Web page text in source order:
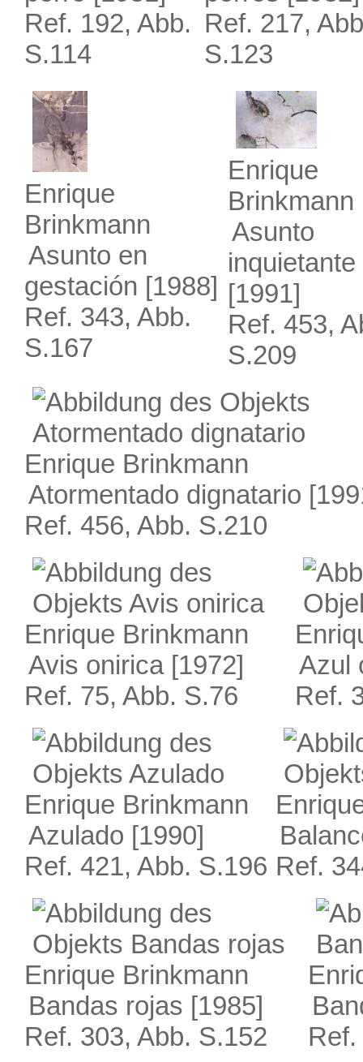
Ref. 192, Abb.
S.114
Ref. 217,
S.123
Enrique
Brinkmann
Asunto en
gestación [1988]
Ref. 343, Abb.
S.167
Enrique
Brinkmann
Asunto
inquietante
[1991]
Ref. 453,
S.209
Enrique Brinkmann
Atormentado dignatario
Ref. 456, Abb. S.210
Enrique Brinkmann
Avis onirica[1972]
Ref. 75, Abb. S.76
Azul
Ref.
Enrique Brinkmann
Azulado [1990]
Ref. 421, Abb. S.196 Ref.
Enrique Brinkmann
Bandas rojas [1985]
Ref. 303, Abb. S.152